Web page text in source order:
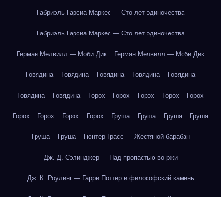
Габриэль Гарсиа Маркес — Сто лет одиночества
Габриэль Гарсиа Маркес — Сто лет одиночества
Герман Мелвилл — Моби Дик Герман Мелвилл — Моби Дик
Говядина Говядина Говядина Говядина Говядина
Говядина Говядина Горох Горох Горох Горох Горох
Горох Горох Горох Горох Груша Груша Груша Груша
Груша Груша Гюнтер Грасс — Жестяной барабан
Дж. Д. Сэлинджер — Над пропастью во ржи
Дж. К. Роулинг — Гарри Поттер и философский камень